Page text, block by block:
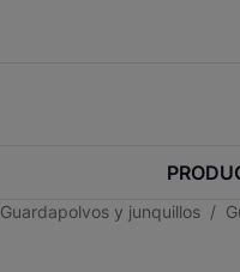
Guardapolvos y junquillos